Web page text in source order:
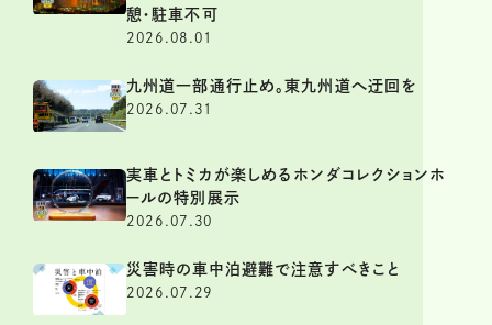
憩・駐車不可
2026.08.01
九州道一部通行止め。東九州道へ迂回を
2026.07.31
実車とトミカが楽しめるホンダコレクションホ
ールの特別展示
2026.07.30
災害時の車中泊避難で注意すべきこと
2026.07.29